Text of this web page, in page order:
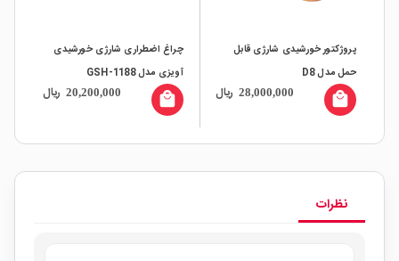
پروژکتور خورشیدی شارژی قابل
حمل مدل D8
28,000,000 ریال local_mall
چراغ اضطراری شارژی خورشیدی
آویزی مدل GSH-1188
20,200,000 ریال local_mall
نظرات